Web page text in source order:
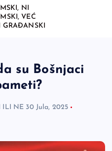
NI
VEĆ
GRAĐANSKI
su Bošnjaci
ILI NE 30 Jula, 2025